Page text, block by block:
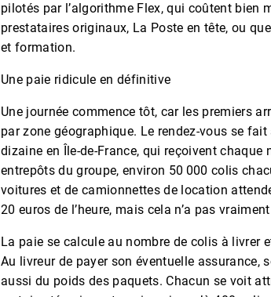
pilotés par l’algorithme Flex, qui coûtent bien
prestataires originaux, La Poste en tête, ou
et formation.
Une paie ridicule en définitive
Une journée commence tôt, car les premiers
par zone géographique. Le rendez-vous se
dizaine en Île-de-France, qui reçoivent
entrepôts du groupe, environ 50 000 colis
voitures et de camionnettes de location
20 euros de l’heure, mais cela n’a pas
La paie se calcule au nombre de colis à livrer
Au livreur de payer son éventuelle assurance,
aussi du poids des paquets. Chacun se voit